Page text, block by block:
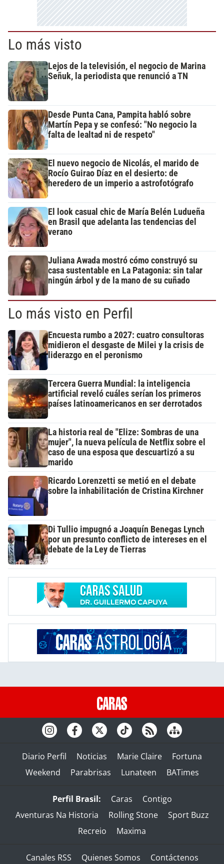
Lo más visto
Lejos de la televisión, el negocio de Marina
Señuk, la periodista que renunció a TN
Desde Punta Cana, Pampita habló sobre
Martín Pepa y se confesó: "No negocio la
falta de lealtad ni de respeto"
El nuevo negocio de Nicolás, el marido de
Rocío Guirao Díaz en el desierto: de
heredero de un imperio a astrofotógrafo
El look casual chic de María Belén Ludueña
en Brasil que adelanta las tendencias del
verano
Juliana Awada mostró cómo construyó su
casa sustentable en La Patagonia: sin talar
ningún árbol y de la mano de su cuñado
Lo más visto en Perfil
Encuesta rumbo a 2027: cuatro consultoras
midieron el desgaste de Milei y la crisis de
liderazgo en el peronismo
Tercera Guerra Mundial: la inteligencia
artificial reveló cuáles serían los primeros
países latinoamericanos en ser derrotados
La historia real de "Elize: Sombras de una
mujer", la nueva película de Netflix sobre el
caso de una esposa que descuartizó a su
marido
Ricardo Lorenzetti se metió en el debate
sobre la inhabilitación de Cristina Kirchner
Di Tullio impugnó a Joaquín Benegas Lynch
por un presunto conflicto de intereses en el
debate de la Ley de Tierras
Diario Perfil Noticias Marie Claire
Fortuna
Weekend
Parabrisas Lunateen BATimes
Perfil Brasil: Caras
Contigo
Aventuras Na Historia
Rolling Stone
Sport Buzz
Recreio
Maxima
Canales RSS Quienes Somos Contáctenos